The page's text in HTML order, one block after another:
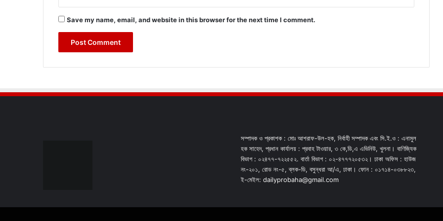
Save my name, email, and website in this browser for the next time I comment.
সম্পাদক ও প্রকাশক : মোঃ আশরাফ-উল-হক, নির্বাহী সম্পাদক এবং সি.ই.ও : এনামুল
হক সাহেদ, প্রধান কার্যালয় : প্রবাহ টাওয়ার, ৩ কে,ডি,এ এভিনিউ, খুলনা। বাণিজ্যিক
বিভাগ : ০২৪৭৭-৭২২৫৫২. বার্তা বিভাগ : ০২-৪৭৭৭২০৫৩২। ঢাকা অফিস : হাউজ
নং-২০১, রোড নং-৫, ব্লক-ডি, বসুন্ধরা আ/এ, ঢাকা। ফোন : ০১৭১৪-০৩৮৮২৩,
ই-মেইল: dailyprobaha@gmail.com